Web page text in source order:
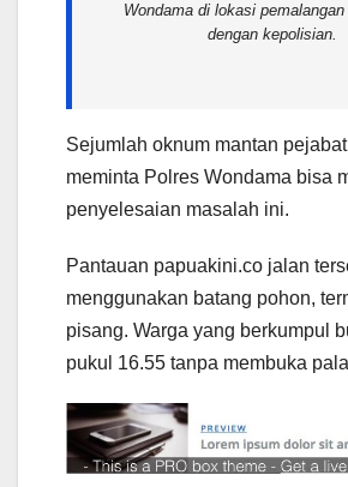
Wondama di lokasi
dengan kepolisian.
Sejumlah oknum mantan
meminta Polres Wondama bisa
penyelesaian masalah ini.
Pantauan papuakini.co jalan
menggunakan batang pohon,
pisang. Warga yang berkumpul
pukul 16.55 tanpa membuka